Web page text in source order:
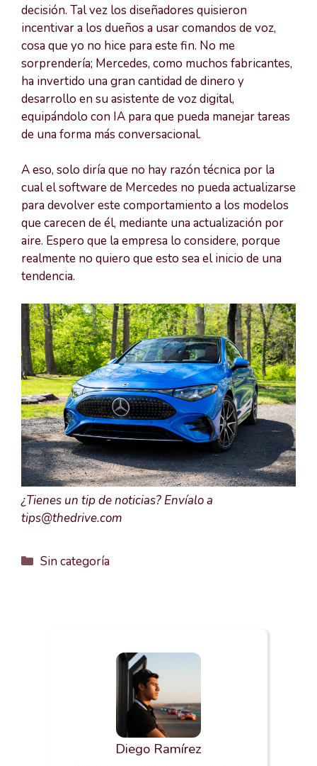
decisión. Tal vez los diseñadores quisieron
incentivar a los dueños a usar comandos de voz,
cosa que yo no hice para este fin. No me
sorprendería; Mercedes, como muchos fabricantes,
ha invertido una gran cantidad de dinero y
desarrollo en su asistente de voz digital,
equipándolo con IA para que pueda manejar tareas
de una forma más conversacional.
A eso, solo diría que no hay razón técnica por la
cual el software de Mercedes no pueda actualizarse
para devolver este comportamiento a los modelos
que carecen de él, mediante una actualización por
aire. Espero que la empresa lo considere, porque
realmente no quiero que esto sea el inicio de una
tendencia.
¿Tienes un tip de noticias? Envíalo a
tips@thedrive.com
Categorías
Sin categoría
Diego Ramírez